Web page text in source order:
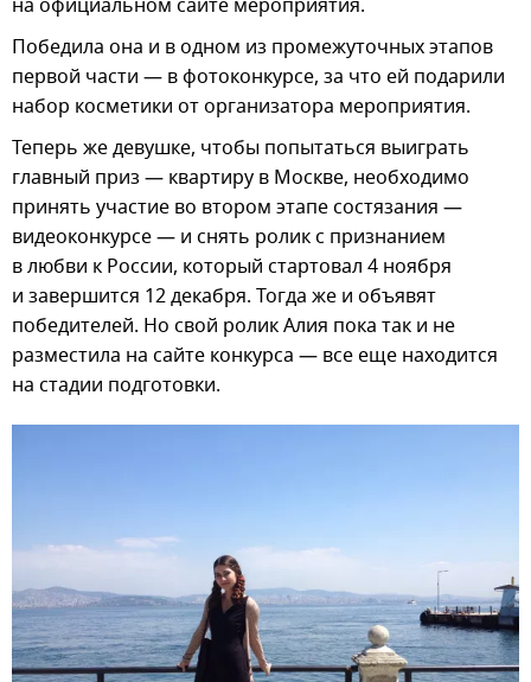
на официальном сайте мероприятия.
Победила она и в одном из промежуточных этапов
первой части — в фотоконкурсе, за что ей подарили
набор косметики от организатора мероприятия.
Теперь же девушке, чтобы попытаться выиграть
главный приз — квартиру в Москве, необходимо
принять участие во втором этапе состязания —
видеоконкурсе — и снять ролик с признанием
в любви к России, который стартовал 4 ноября
и завершится 12 декабря. Тогда же и объявят
победителей. Но свой ролик Алия пока так и не
разместила на сайте конкурса — все еще находится
на стадии подготовки.